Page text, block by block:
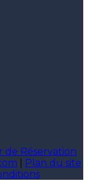
de Réservation
Plan du site